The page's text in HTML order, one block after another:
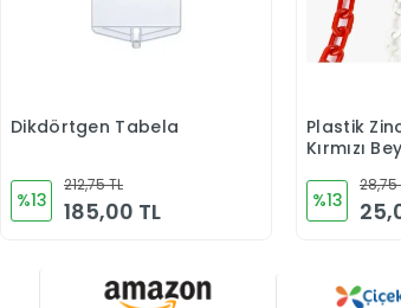
Sepete Ekle
Dikdörtgen Tabela
%13
212,75 TL
185,00 TL
Plastik
Kırmızı
%13
28,75